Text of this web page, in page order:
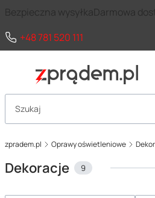
Bezpieczna wysyłkaDarmowa
+48 781 520 111
Otwórz wyszukiwarkę
zpradem.pl Oprawy oświetleniowe
Dekoracje 9